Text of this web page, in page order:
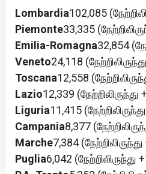
Lombardia102,085
Piemonte33,335
Emilia-Romagna32,854
Veneto24,118
Toscana12,558
Lazio12,339
Liguria11,415
Campania8,377
Marche7,384
Puglia6,042 (நேற்றிலிருந்து